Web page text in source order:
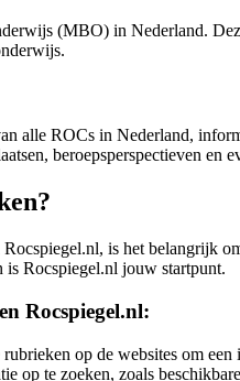
(MBO) in Nederland.
alle ROCs in Nederland,
beroepsperspectieven en
is het belangrijk
Rocspiegel.nl jouw startpunt.
Rocspiegel.nl:
op de websites om
op te zoeken, zoals